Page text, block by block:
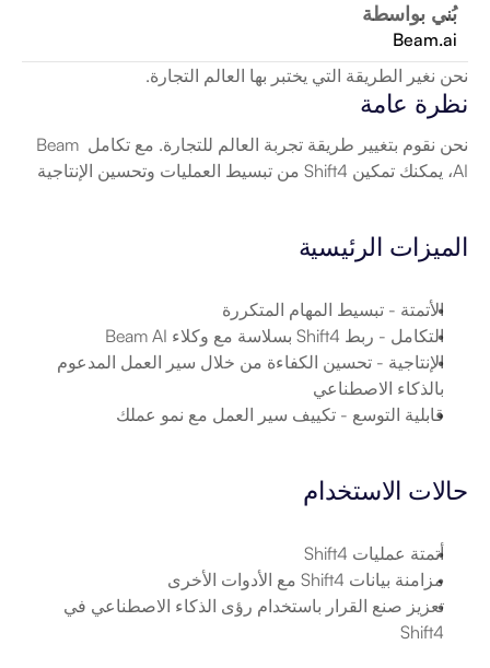
بُني بواسطة
Beam.ai
نحن نغير الطريقة التي يختبر بها العالم التجارة.
نظرة عامة
نحن نقوم بتغيير طريقة تجربة العالم للتجارة. مع تكامل Beam
AI، يمكنك تمكين Shift4 من تبسيط العمليات وتحسين الإنتاجية
الميزات الرئيسية
الأتمتة - تبسيط المهام المتكررة
التكامل - ربط Shift4 بسلاسة مع وكلاء Beam AI
الإنتاجية
بالذكاء الاصطناعي
قابلية التوسع - تكييف سير العمل مع نمو عملك
حالات الاستخدام
أتمتة عمليات Shift4
مزامنة بيانات Shift4 مع الأدوات الأخرى
Shift4